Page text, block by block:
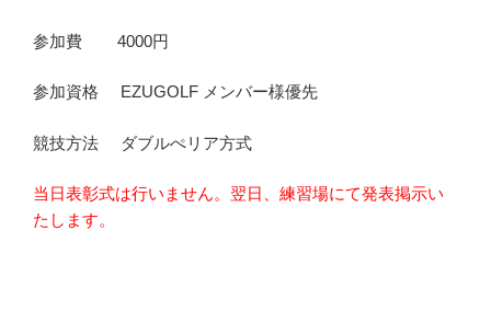
参加費 4000円
参加資格 EZUGOLF メンバー様優先
競技方法 ダブルぺリア方式
当日表彰式は行いません。翌日、練習場にて発表掲示い
たします。